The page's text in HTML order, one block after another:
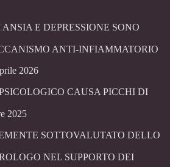
E DEPRESSIONE SONO
ANTI-INFIAMMATORIO
2026
CAUSA PICCHI DI
2025
SOTTOVALUTATO DELLO
NEL SUPPORTO DEI